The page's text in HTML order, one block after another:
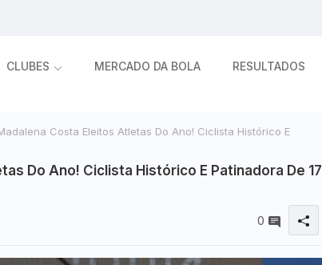
CLUBES MERCADO DA BOLA RESULTADOS
Costa Eleitos Atletas Do Ano! Ciclista Histórico E
Do Ano! Ciclista Histórico E Patinadora De 17
0